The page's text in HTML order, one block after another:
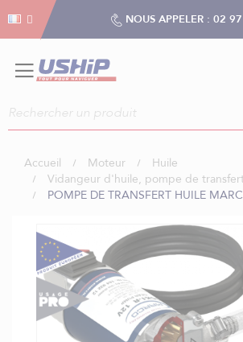
NOUS APPELER : 02
Accueil Moteur
Huile
Vidangeur d'huile, pompe de
POMPE DE TRANSFERT HUILE
Skip
to
the
end
of
the
images
Gestion des cookies
Gestion des cookies